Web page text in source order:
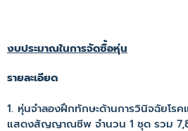
งบประมาณในการจัดซื้อหุ่น
รายละเอียด
1. หุ่นจำลองฝึกทักษะด้านการวินิจฉัยโ
แสดงสัญญาณชีพ จำนวน 1 ชุด รวม